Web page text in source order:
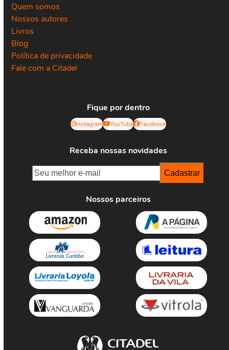
Quem somos
Nossos autores
Livros
Blog
Política de privacidade
Fale com a Citadel
Fique por dentro
Instagram YouTube Facebook
Receba nossas novidades
Nossos parceiros